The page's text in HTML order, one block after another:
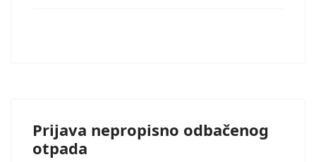
Prijava nepropisno odbačenog
otpada